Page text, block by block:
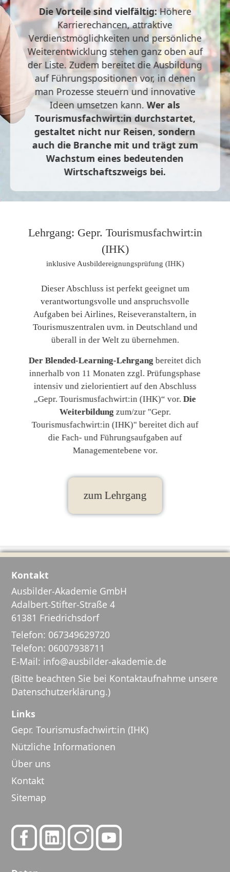
Die Vorteile sind vielfältig:Höhere
Karrierechancen, attraktive
Verdienstmöglichkeiten und persönliche
Weiterentwicklung stehen ganz oben auf
der Liste. Zudem bereitet die Ausbildung
auf Führungspositionen vor, in denen
man Prozesse steuern und innovative
Ideen umsetzen kann.Wer als
Tourismusfachwirt:in durchstartet,
gestaltet nicht nur Reisen, sondern
auch die Branche mit und trägt zum
Wachstum eines bedeutenden
Wirtschaftszweigs bei.
Lehrgang: Gepr. Tourismusfachwirt:in
(IHK)
inklusive Ausbildereignungsprüfung (IHK)
Dieser Abschluss ist perfekt geeignet um
verantwortungsvolle und anspruchsvolle
Aufgaben bei Airlines, Reiseveranstaltern, in
Tourismuszentralen uvm. in Deutschland und
überall in der Welt zu übernehmen.
Der Blended-Learning-Lehrgang bereitet dich
innerhalb von 11 Monaten zzgl. Prüfungsphase
intensiv und zielorientiert auf den Abschluss
„Gepr. Tourismusfachwirt:in (IHK)“ vor.Die
Weiterbildung zum/zur "Gepr.
Tourismusfachwirt:in (IHK)" bereitet dich auf
die Fach- und Führungsaufgaben auf
Managementebene vor.
zum Lehrgang
Kontakt
Ausbilder-Akademie GmbH
Adalbert-Stifter-Straße 4
61381 Friedrichsdorf
Telefon: 067349629720
Telefon: 06007938711
E-Mail: info@ausbilder-akademie.de
(Bitte beachten Sie bei Kontaktaufnahme unsere
Datenschutzerklärung.)
Links
Gepr. Tourismusfachwirt:in (IHK)
Nützliche Informationen
Über uns
Kontakt
Sitemap